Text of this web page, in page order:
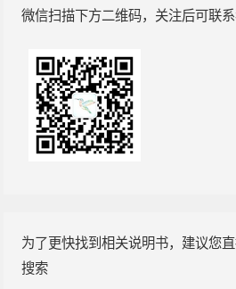
微信扫描下方二维码，关注后可联系
为了更快找到相关说明书，建议您
搜索